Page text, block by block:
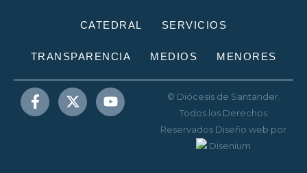
CATEDRAL SERVICIOS
TRANSPARENCIA MEDIOS MENORES
© Diócesis de Santander.
Todos los Derechos
Reservados Diseño web por
Disenium